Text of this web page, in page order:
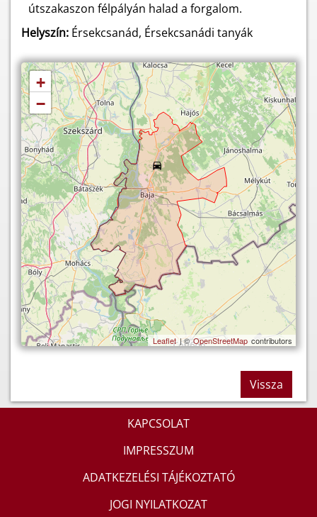
útszakaszon félpályán halad a forgalom.
Helyszín: Érsekcsanád, Érsekcsanádi tanyák
+
−
Leaflet| ©OpenStreetMap contributors
Vissza
KAPCSOLAT
IMPRESSZUM
ADATKEZELÉSI TÁJÉKOZTATÓ
JOGI NYILATKOZAT